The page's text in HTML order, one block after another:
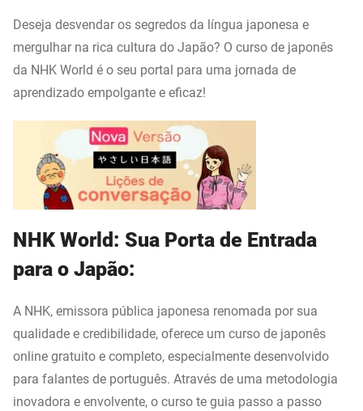
Deseja desvendar os segredos da língua japonesa e
mergulhar na rica cultura do Japão? O curso de japonês
da NHK World é o seu portal para uma jornada de
aprendizado empolgante e eficaz!
NHK World: Sua Porta de Entrada
para o Japão:
A NHK, emissora pública japonesa renomada por sua
qualidade e credibilidade, oferece um curso de japonês
online gratuito e completo, especialmente desenvolvido
para falantes de português. Através de uma metodologia
inovadora e envolvente, o curso te guia passo a passo